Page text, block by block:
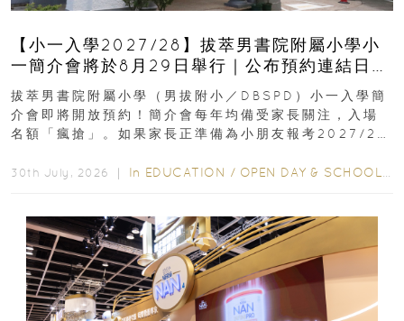
【小一入學2027/28】拔萃男書院附屬小學小
一簡介會將於8月29日舉行｜公布預約連結日期
｜更設有網上重溫
拔萃男書院附屬小學（男拔附小／DBSPD）小一入學簡
介會即將開放預約！簡介會每年均備受家長關注，入場
名額「瘋搶」。如果家長正準備為小朋友報考2027/28
30th July, 2026 ｜ In EDUCATION / OPEN DAY & SCHOOL EVENTS